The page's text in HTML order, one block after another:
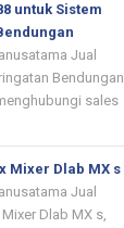
untuk Sistem
Jual
Bendungan
sales
Mixer Dlab MX s
Jual
Dlab MX s,